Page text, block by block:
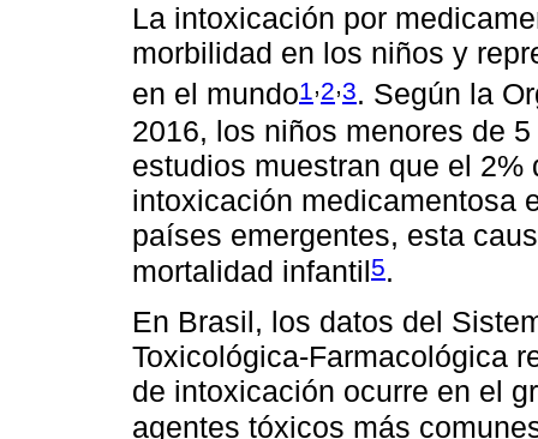
La intoxicación por
morbilidad en los niños y
en el mundo1 ,2,3. Según la
2016, los niños menores de
estudios muestran que el
intoxicación medicamentosa
países emergentes, esta
mortalidad infantil5.
En Brasil, los datos del
Toxicológica-Farmacológica
de intoxicación ocurre en el
agentes tóxicos más